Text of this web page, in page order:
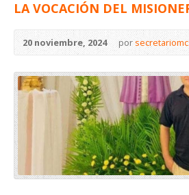
LA VOCACIÓN DEL
20 noviembre, 2024 por